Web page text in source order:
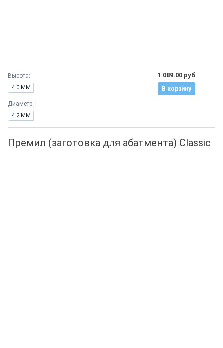
Высота:
4.0 ММ
Диаметр:
4.2 ММ
1 089.00 руб
В корзину
Премил (заготовка для абатмента) Classic